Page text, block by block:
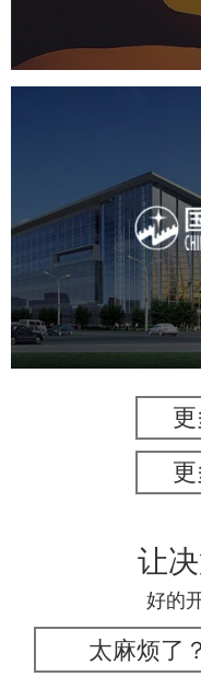
国
专
让
好的
太麻烦了